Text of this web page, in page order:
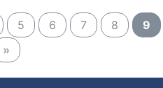
5 6 7 8
9
»